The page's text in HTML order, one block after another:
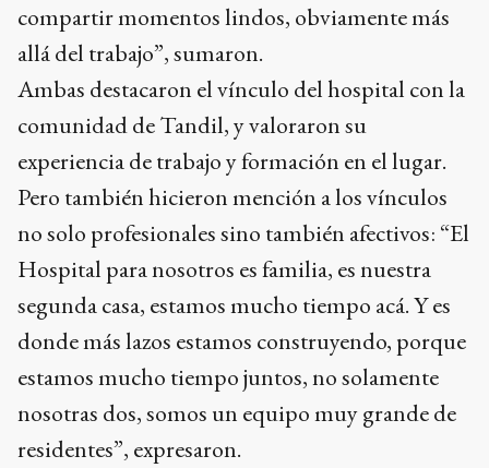
compartir momentos lindos, obviamente más
allá del trabajo”, sumaron.
Ambas destacaron el vínculo del hospital con la
comunidad de Tandil, y valoraron su
experiencia de trabajo y formación en el lugar.
Pero también hicieron mención a los vínculos
no solo profesionales sino también afectivos: “El
Hospital para nosotros es familia, es nuestra
segunda casa, estamos mucho tiempo acá. Y es
donde más lazos estamos construyendo, porque
estamos mucho tiempo juntos, no solamente
nosotras dos, somos un equipo muy grande de
residentes”, expresaron.